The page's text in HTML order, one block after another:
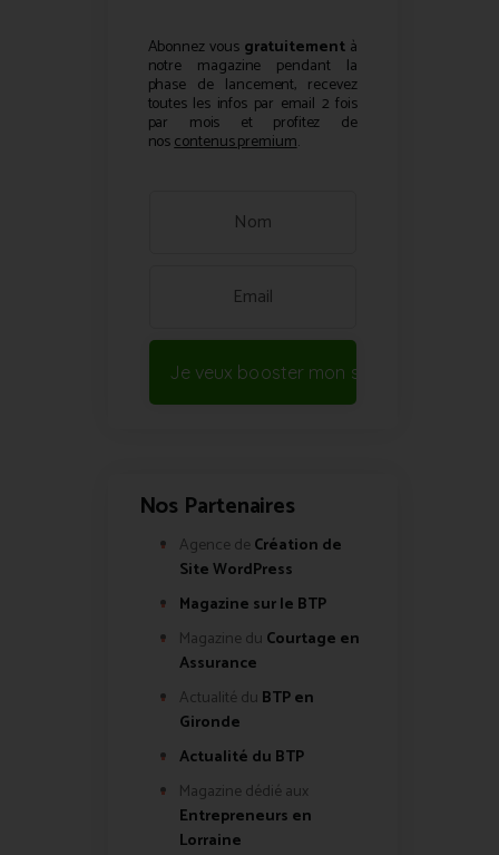
Abonnez vous gratuitementà
notre magazine pendant la
phase de lancement, recevez
toutes les infos par email 2 fois
par mois et profitez de
noscontenus premium.
Je veux booster mon site !
Nos Partenaires
Agence de Création de
Site WordPress
Magazine sur le BTP
Magazine du Courtage en
Assurance
Actualité du BTP en
Gironde
Actualité du BTP
Magazine dédié aux
Entrepreneurs en
Lorraine